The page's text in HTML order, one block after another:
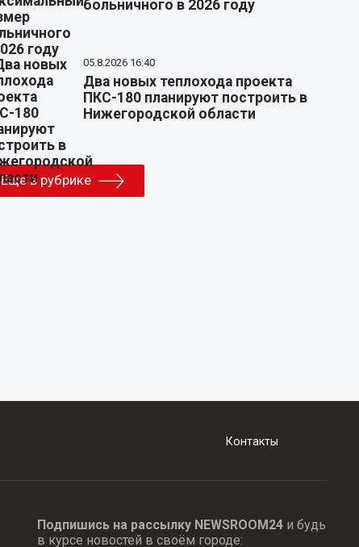
больничного в 2026 году
05.8.2026 16:40
Два новых теплохода проекта
ПКС-180 планируют построить в
Нижегородской области
Еще в рубрике
Контакты
Подпишись на рассылку NEWSROOM24и будь
в курсе новостей в своём городе: